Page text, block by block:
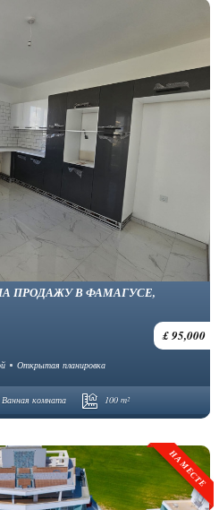
ПРОДАЖУ В ФАМАГУСЕ,
£ 95,000
Открытая планировка
Ванная комната 100 m²
НА МЕСТЕ